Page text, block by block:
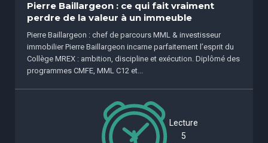
Pierre Baillargeon : ce qui fait vraiment
perdre de la valeur à un immeuble
Pierre Baillargeon : chef de parcours MML & investisseur
immobilier Pierre Baillargeon incarne parfaitement l’esprit du
Collège MREX : ambition, discipline et exécution. Diplômé des
programmes CMFE, MML C12 et...
Lecture
5